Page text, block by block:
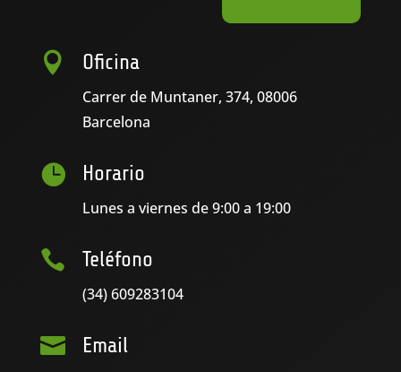
 Oficina
Carrer de Muntaner, 374, 08006
Barcelona
 Horario
Lunes a viernes de 9:00 a 19:00
 Teléfono
(34) 609283104
 Email